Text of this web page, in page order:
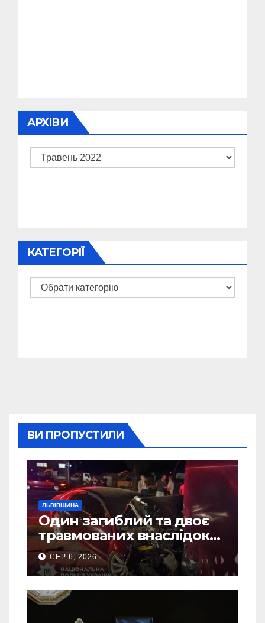
АРХІВИ
Архіви
КАТЕГОРІЇ
Категорії
ВИ ПРОПУСТИЛИ
ЛЬВІВЩИНА
Один загиблий та двоє
травмованих внаслідок
ДТП на Самбірщині
СЕР 6, 2026